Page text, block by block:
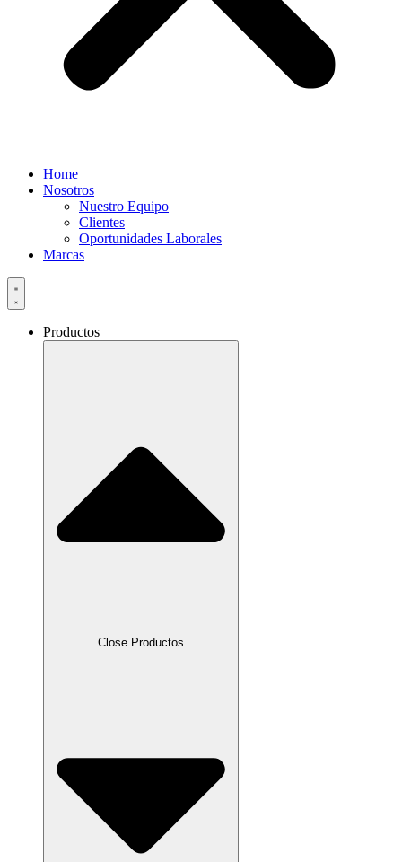
Home
Nosotros
Nuestro Equipo
Clientes
Oportunidades Laborales
Marcas
Productos
Close Productos